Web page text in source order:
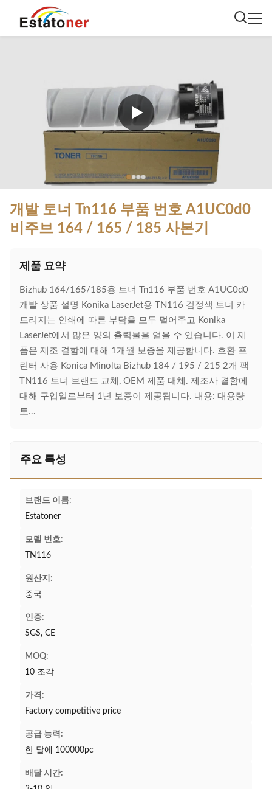
개발 토너 Tn116 부품 번호 A1UC0d0
비주브 164 / 165 / 185 사본기
제품 요약
Bizhub 164/165/185용 토너 Tn116 부품 번호 A1UC0d0
개발 상품 설명 Konika LaserJet용 TN116 검정색 토너 카
트리지는 인쇄에 따른 부담을 모두 덜어주고 Konika
LaserJet에서 많은 양의 출력물을 얻을 수 있습니다. 이 제
품은 제조 결함에 대해 1개월 보증을 제공합니다. 호환 프
린터 사용 Konica Minolta Bizhub 184 / 195 / 215 2개 팩
TN116 토너 브랜드 교체, OEM 제품 대체. 제조사 결함에
대해 구입일로부터 1년 보증이 제공됩니다. 내용: 대용량
토...
주요 특성
브랜드 이름:
Estatoner
모델 번호:
TN116
원산지:
중국
인증:
SGS, CE
MOQ:
10 조각
가격:
Factory competitive price
공급 능력:
한 달에 100000pc
배달 시간: